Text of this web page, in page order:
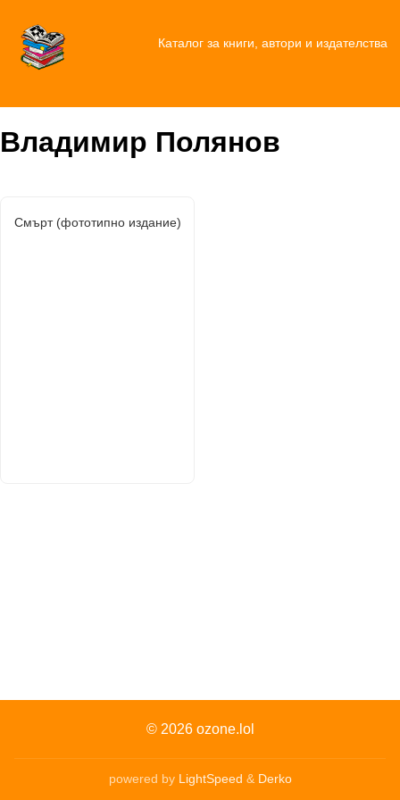
Каталог за книги, автори и издателства
Владимир Полянов
Смърт (фототипно издание)
© 2026 ozone.lol
powered by LightSpeed & Derko